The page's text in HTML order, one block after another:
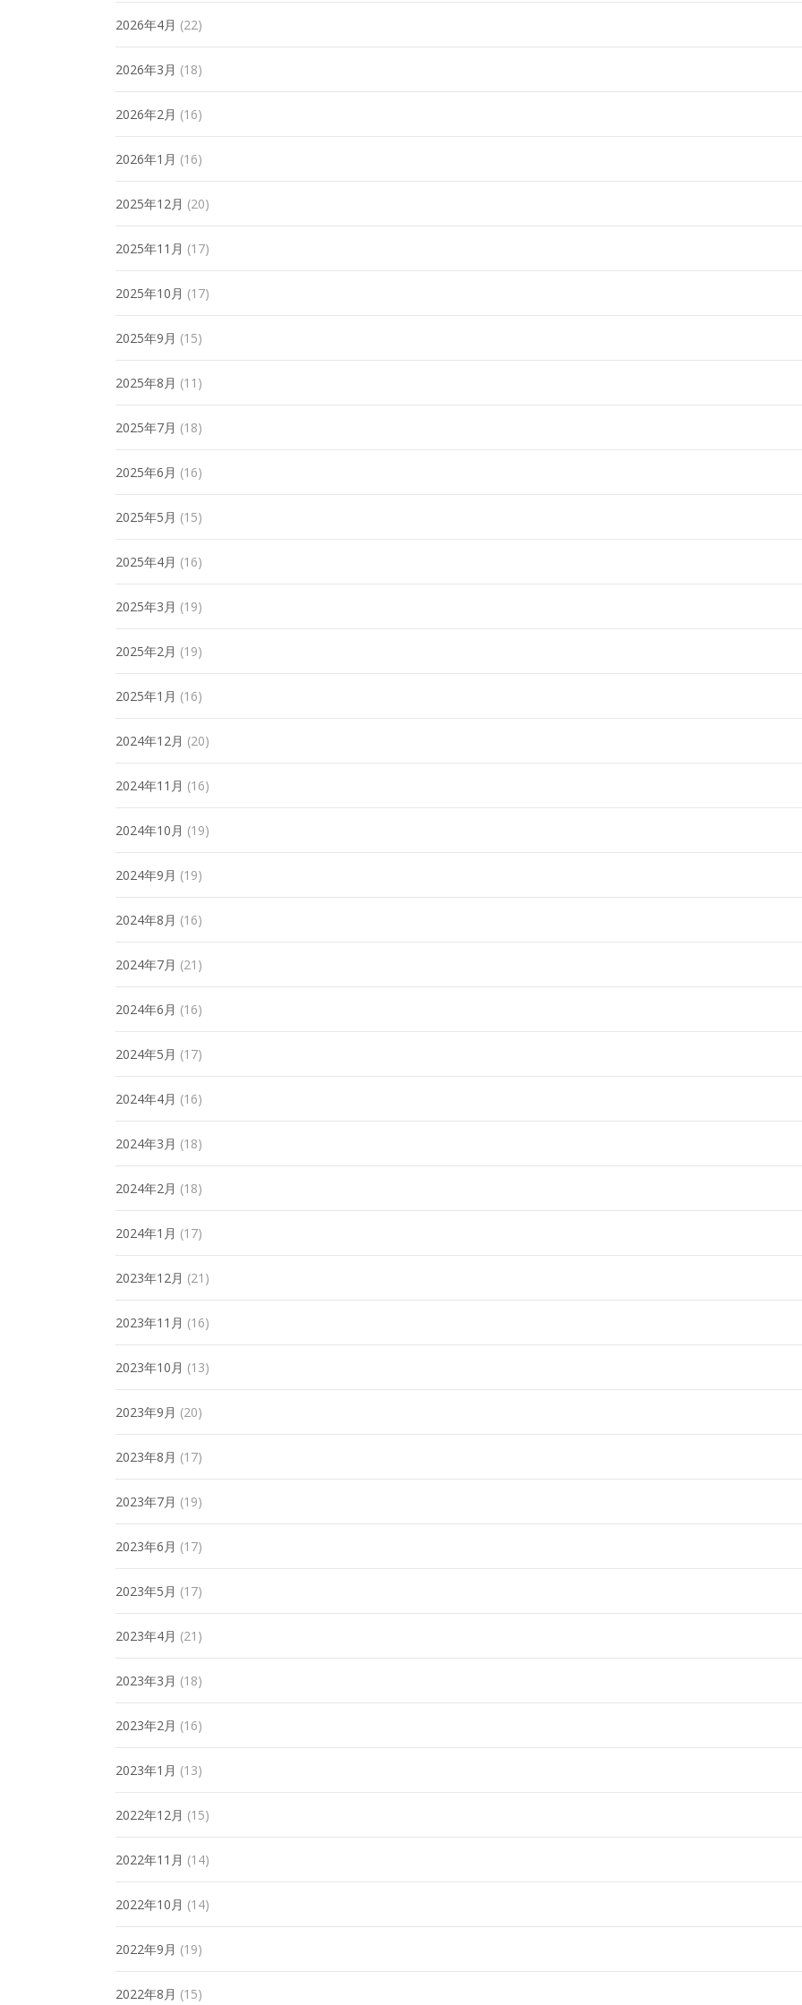
2026年4月 (22)
2026年3月 (18)
2026年2月 (16)
2026年1月 (16)
2025年12月 (20)
2025年11月 (17)
2025年10月 (17)
2025年9月 (15)
2025年8月 (11)
2025年7月 (18)
2025年6月 (16)
2025年5月 (15)
2025年4月 (16)
2025年3月 (19)
2025年2月 (19)
2025年1月 (16)
2024年12月 (20)
2024年11月 (16)
2024年10月 (19)
2024年9月 (19)
2024年8月 (16)
2024年7月 (21)
2024年6月 (16)
2024年5月 (17)
2024年4月 (16)
2024年3月 (18)
2024年2月 (18)
2024年1月 (17)
2023年12月 (21)
2023年11月 (16)
2023年10月 (13)
2023年9月 (20)
2023年8月 (17)
2023年7月 (19)
2023年6月 (17)
2023年5月 (17)
2023年4月 (21)
2023年3月 (18)
2023年2月 (16)
2023年1月 (13)
2022年12月 (15)
2022年11月 (14)
2022年10月 (14)
2022年9月 (19)
2022年8月 (15)